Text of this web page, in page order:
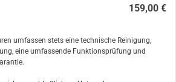
159,00 €
umfassen stets eine technische Reinigung,
eine umfassende Funktionsprüfung und